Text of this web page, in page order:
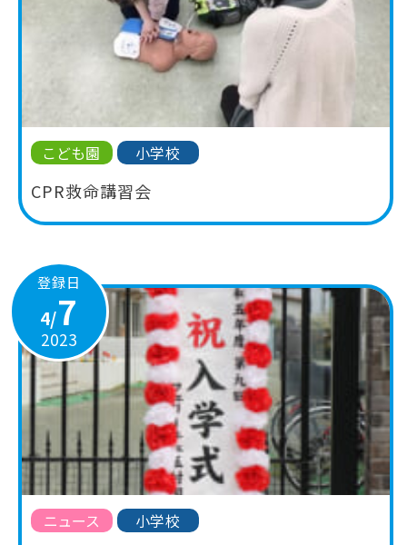
こども園 小学校
CPR救命講習会
登録日
4/7
2023
ニュース 小学校